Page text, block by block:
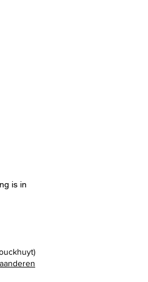
is in